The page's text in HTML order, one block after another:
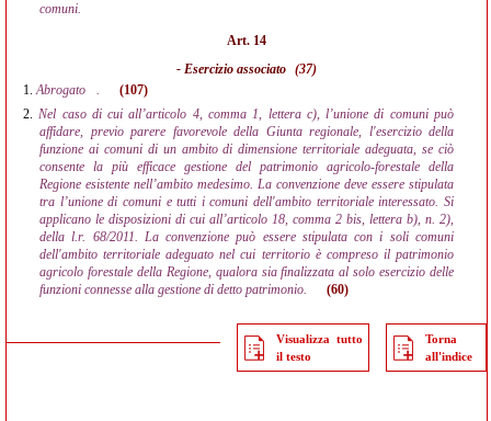
comuni.
Art. 14
- Esercizio associato (37)
1. Abrogato .
(107)
2. Nel caso di cui all’articolo 4, comma 1, lettera c), l’unione di comuni può
affidare, previo parere favorevole della Giunta regionale, l'esercizio della
funzione ai comuni di un ambito di dimensione territoriale adeguata, se ciò
consente la più efficace gestione del patrimonio agricolo-forestale della
Regione esistente nell’ambito medesimo. La convenzione deve essere stipulata
tra l’unione di comuni e tutti i comuni dell'ambito territoriale interessato. Si
applicano le disposizioni di cui all’articolo 18, comma 2 bis, lettera b), n. 2),
della l.r. 68/2011. La convenzione può essere stipulata con i soli comuni
dell'ambito territoriale adeguato nel cui territorio è compreso il patrimonio
agricolo forestale della Regione, qualora sia finalizzata al solo esercizio delle
funzioni connesse alla gestione di detto patrimonio.
(60)
Visualizza tutto
il testo
Torna
all'indice